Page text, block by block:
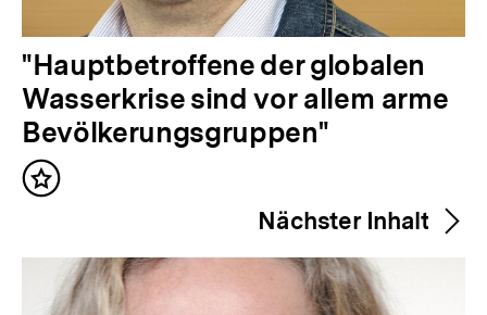
V
o
r
h
e
i
"Hauptbetroffene der globalen
Wasserkrise sind vor allem arme
Bevölkerungsgruppen"
Inhalt
Nächster Inhalt